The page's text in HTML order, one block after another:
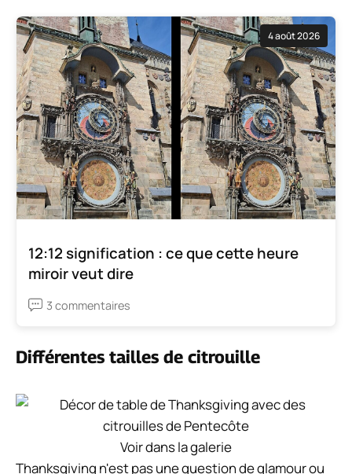
4 août 2026
12:12 signification : ce que cette heure
miroir veut dire
3 commentaires
Différentes tailles de citrouille
Voir dans la galerie
Thanksgiving n'est pas une question de glamour ou